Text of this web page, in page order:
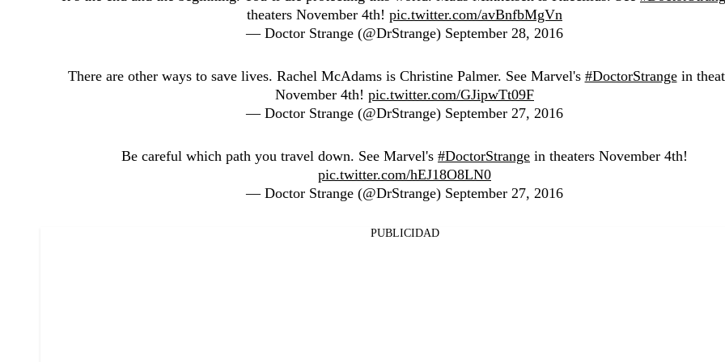
theaters November 4th! pic.twitter.com/avBnfbMgVn
— Doctor Strange (@DrStrange) September 28, 2016
There are other ways to save lives. Rachel McAdams is Christine Palmer. See Marvel's #DoctorStrangein
November 4th! pic.twitter.com/GJipwTt09F
— Doctor Strange (@DrStrange) September 27, 2016
Be careful which path you travel down. See Marvel's #DoctorStrange in theaters November 4th!
pic.twitter.com/hEJ18O8LN0
— Doctor Strange (@DrStrange) September 27, 2016
PUBLICIDAD